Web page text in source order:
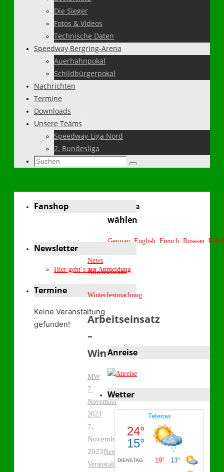
Die Sieger
Fotos & Videos
Technische Daten
Speedway Bergring-Arena
Auerhahnpokal
Schildbürgerpokal
Nachrichten
Termine
Downloads
Unsere Teams
Speedway-Liga Nord
2. Bundesliga
Suchen
Suchen
Sprache
wählen
German English French Russian
Start
News
Arbeitseinsatz
–
Winterfestmachung
Arbeitseinsatz
–
Winterfestmachung
MW
7.
November
2023
7.
November
2023News
Veranstaltungen
Fanshop
Newsletter
Hier geht´s zur Anmeldung
Termine
Keine Veranstaltung
gefunden!
Anreise
Wetter